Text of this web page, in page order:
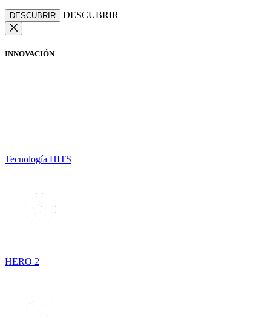
DESCUBRIR DESCUBRIR
INNOVACIÓN
Tecnología HITS
HERO 2